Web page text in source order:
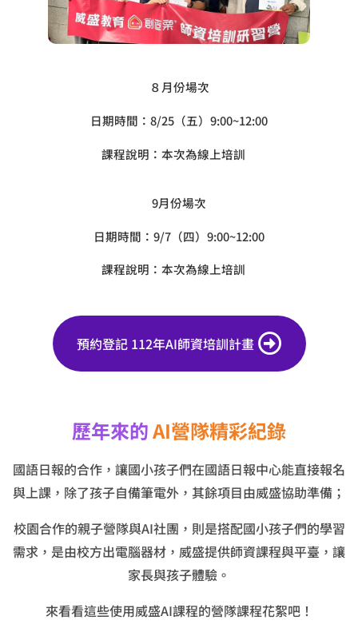
８月份場次
日期時間：8/25（五）9:00~12:00
課程說明：本次為線上培訓
9月份場次
日期時間：9/7（四）9:00~12:00
課程說明：本次為線上培訓
預約登記 112年AI師資培訓計畫
歷年來的AI營隊精彩紀錄
國語日報的合作，讓國小孩子們在國語日報中心能直接報名
與上課，除了孩子自備筆電外，其餘項目由威盛協助準備；
校園合作的親子營隊與AI社團，則是搭配國小孩子們的學習
需求，是由校方出電腦器材，威盛提供師資課程與平臺，讓
家長與孩子體驗。
來看看這些使用威盛AI課程的營隊課程花絮吧！